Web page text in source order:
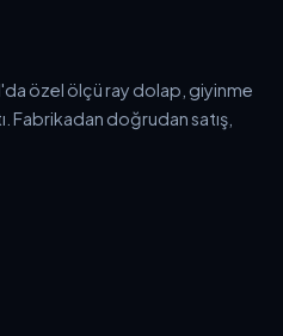
özel ölçü ray dolap, giyinme
Fabrikadan doğrudan satış,